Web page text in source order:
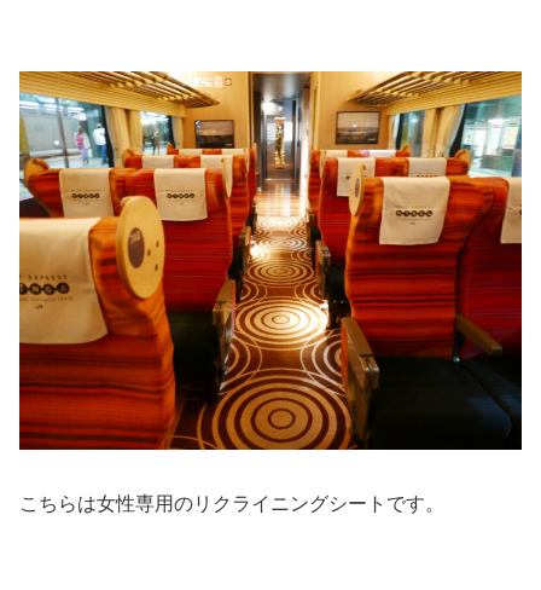
こちらは女性専用のリクライニングシートです。